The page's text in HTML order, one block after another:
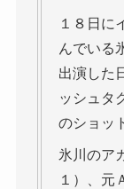
１８日に
んでいる
出演した
ッシュタ
のショッ
氷川のア
１）、元